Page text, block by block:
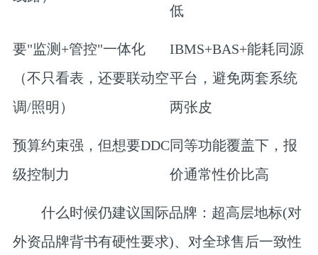
低
要"监测+管控"一体化
（不只看表，还要联动空
调/照明）
IBMS+BAS+能耗同源
平台，避免两套系统
两张皮
预算约束强 ，但想要DDC
级控制力
同等功能覆盖下，报
价通常性价比高
什么时候仍建议国际品牌 ：超高层地标(对
外资品牌背书有硬性要求)、对全球售后一致性